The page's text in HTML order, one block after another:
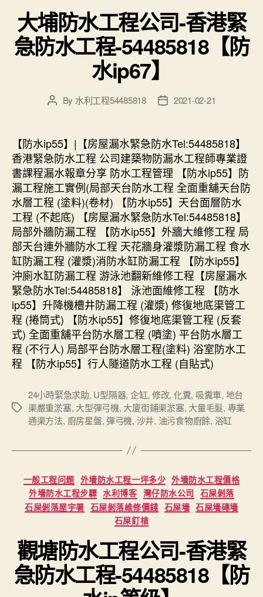
大埔防水工程公司-香港緊
急防水工程-54485818【防
水ip67】
PostBy 水利工程54485818
Post2021-02-21
【防水ip55】|【房屋漏水緊急防水Tel:54485818】
香港緊急防水工程 公司建築物防漏水工程師專業證
書課程漏水報章分享 防水工程管理 【防水ip55】防
漏工程施工實例(局部天台防水工程 全面重舖天台防
水層工程 (塗料)(卷材) 【防水ip55】天台面層防水
工程 (不起底) 【房屋漏水緊急防水Tel:54485818】
局部外牆防漏工程 【防水ip55】外牆大維修工程 局
部天台連外牆防水工程 天花牆身灌漿防漏工程 食水
缸防漏工程 (灌漿)消防水缸防漏工程 【防水ip55】
沖廁水缸防漏工程 游泳池翻新維修工程【房屋漏水
緊急防水Tel:54485818】 泳池面維修工程 【防水
ip55】升降機槽井防漏工程 (灌漿) 修復地底渠管工
程 (捲筒式) 【防水ip55】修復地底渠管工程 (反套
式) 全面重舖平台防水層工程 (噴塗) 平台防水層工
程 (不行人) 局部平台防水層工程(塗料) 浴室防水工
程 【防水ip55】行人隧道防水工程 (自貼式)
Tags
24小時緊急求助, U型隔器, 企缸, 修改, 化糞, 吸糞車, 地台
渠嚴重淤塞, 大型彈弓機, 大廈街鋪渠淤塞, 大量毛髮, 專業
通渠方法, 廚房星盤, 彈弓機, 沙井, 油污食物廚餘, 浴缸
Categories
一般工程问题 外墻防水工程一坪多少 外墻防水工程價格
外墻防水工程步驟 水利博客 灣仔防水公司 石屎剝落
石屎剝落屋宇署 石屎剝落維修價錢 石屎墻 石屎墻磚墻
石屎釘槍
觀塘防水工程公司-香港緊
急防水工程-54485818【防